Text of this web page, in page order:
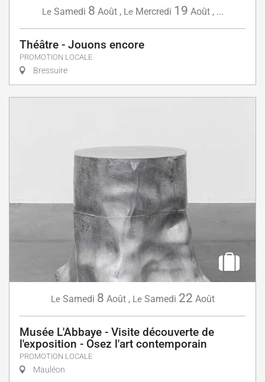
Le Samedi 8 Août, Le Mercredi 19 Août, ...
Théâtre - Jouons encore
PROMOTION LOCALE
Bressuire
Le Samedi 8 Août, Le Samedi 22 Août
Musée L'Abbaye - Visite découverte de
l'exposition - Osez l'art contemporain
PROMOTION LOCALE
Mauléon